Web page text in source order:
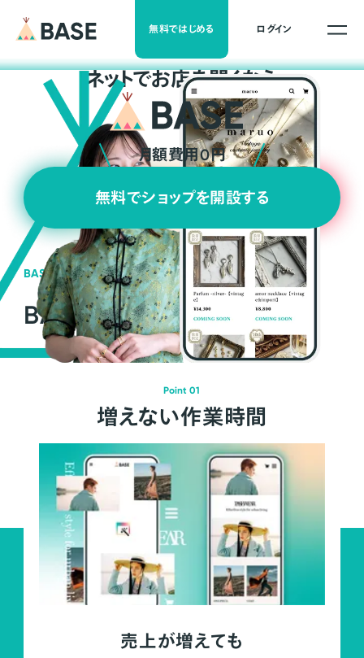
無料ではじめる ログイン
ネットでお店を開くなら
月額費用0円
無料でショップを開設する
BASEの強み
BASEが強い3つの理由
Point 01
増えない作業時間
売上が増えても